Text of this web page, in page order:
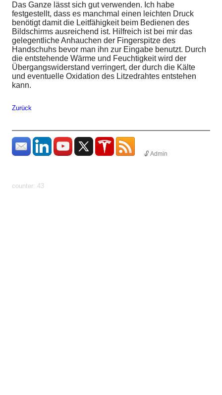
Das Ganze lässt sich gut verwenden. Ich habe
festgestellt, dass es manchmal einen leichten Druck
benötigt damit die Leitfähigkeit beim Bedienen des
Bildschirms ausreichend ist. Hilfreich ist bei mir das
gelegentliche Anhauchen der Fingerspitze des
Handschuhs bevor man ihn zur Eingabe benutzt. Durch
die entstehende Wärme und Feuchtigkeit wird der
Übergangswiderstand verringert, der durch die Kälte
und eventuelle Oxidation des Litzedrahtes entstehen
kann.
Zurück
🔓 Admin
counter: 43